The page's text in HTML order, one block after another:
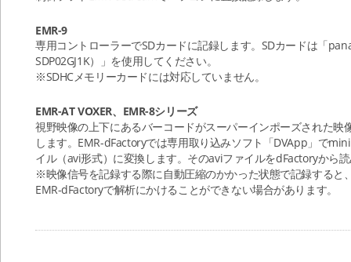
EMR-9
専用コントローラーでSDカードに記録します。SDカードは「
SDP02GJ1K）」を使用してください。
※SDHCメモリーカードには対応していません。
EMR-AT VOXER、EMR-8シリーズ
視野映像の上下にあるバーコードがスーパーインポーズされた映
します。EMR-dFactoryでは専用取り込みソフト「DVApp」で
イル（avi形式）に変換します。そのaviファイルをdFactoryから
※映像信号を記録する際に自動圧縮のかかった状態で記録すると
EMR-dFactoryで解析にかけることができない場合があります。